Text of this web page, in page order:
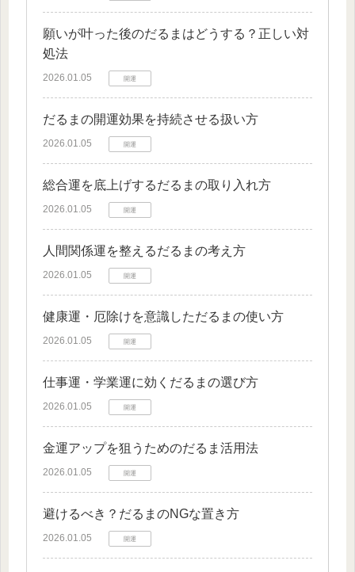
願いが叶った後のだるまはどうする？正しい対
処法
2026.01.05 開運
だるまの開運効果を持続させる扱い方
2026.01.05 開運
総合運を底上げするだるまの取り入れ方
2026.01.05 開運
人間関係運を整えるだるまの考え方
2026.01.05 開運
健康運・厄除けを意識しただるまの使い方
2026.01.05 開運
仕事運・学業運に効くだるまの選び方
2026.01.05 開運
金運アップを狙うためのだるま活用法
2026.01.05 開運
避けるべき？だるまのNGな置き方
2026.01.05 開運